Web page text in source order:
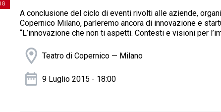
A conclusione del ciclo di eventi rivolti alle aziende,
Copernico Milano, parleremo ancora di innovazione e
“L’innovazione che non ti aspetti. Contesti e visioni per
Teatro di Copernico — Milano
9 Luglio 2015 - 18:00